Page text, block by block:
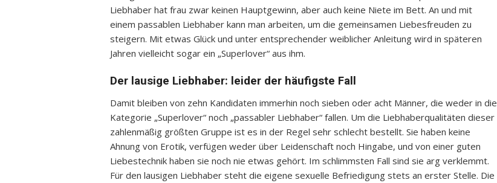
Liebhaber hat frau zwar keinen Hauptgewinn, aber auch keine Niete im Bett. An und mit
einem passablen Liebhaber kann man arbeiten, um die gemeinsamen Liebesfreuden zu
steigern. Mit etwas Glück und unter entsprechender weiblicher Anleitung wird in späteren
Jahren vielleicht sogar ein „Superlover“ aus ihm.
Der lausige Liebhaber: leider der häufigste Fall
Damit bleiben von zehn Kandidaten immerhin noch sieben oder acht Männer, die weder in die
Kategorie „Superlover“ noch „passabler Liebhaber“ fallen. Um die Liebhaberqualitäten dieser
zahlenmäßig größten Gruppe ist es in der Regel sehr schlecht bestellt. Sie haben keine
Ahnung von Erotik, verfügen weder über Leidenschaft noch Hingabe, und von einer guten
Liebestechnik haben sie noch nie etwas gehört. Im schlimmsten Fall sind sie arg verklemmt.
Für den lausigen Liebhaber steht die eigene sexuelle Befriedigung stets an erster Stelle. Die